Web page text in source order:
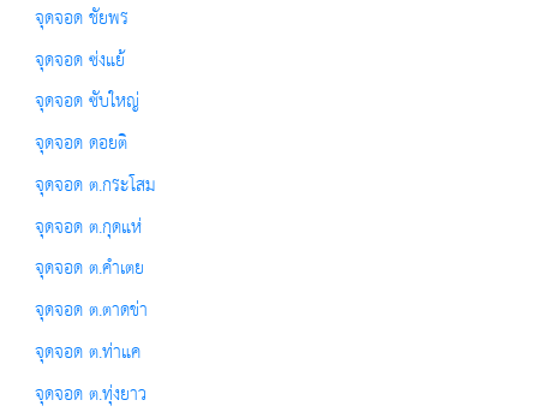
จุดจอด ชัยพร
จุดจอด ซ่งแย้
จุดจอด ซับใหญ่
จุดจอด ดอยติ
จุดจอด ต.กระโสม
จุดจอด ต.กุดแห่
จุดจอด ต.คำเตย
จุดจอด ต.ตาดข่า
จุดจอด ต.ท่าแค
จุดจอด ต.ทุ่งยาว